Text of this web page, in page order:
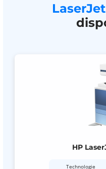
HP
Technologie